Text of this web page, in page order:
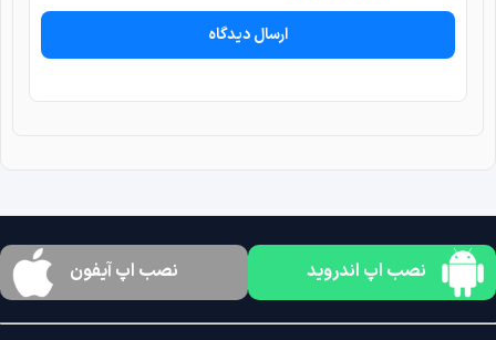
ارسال دیدگاه
نصب اپ اندروید نصب اپ آیفون